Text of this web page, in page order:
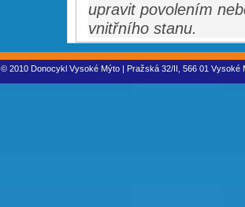
upravit povolením
vnitřního stanu.
© 2010 Donocykl Vysoké Mýto | Pražská 32/II, 566 01 Vysoké